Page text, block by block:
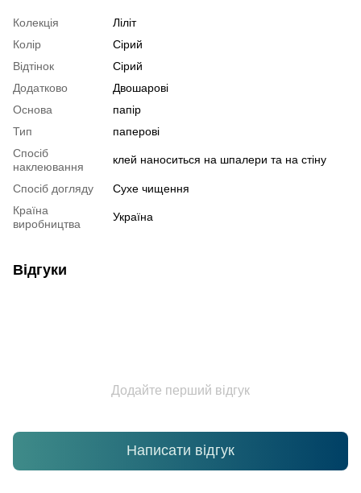
Колекція
Ліліт
Колір
Сірий
Відтінок
Сірий
Додатково
Двошарові
Основа
папір
Тип
паперові
Спосіб
наклеювання
клей наноситься на шпалери та на стіну
Спосіб догляду
Cухе чищення
Країна
виробництва
Україна
Відгуки
Додайте перший відгук
Написати відгук